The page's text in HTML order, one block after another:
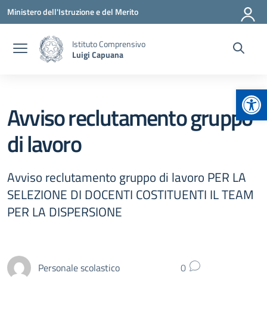
Vai ai contenuti
Vai al menu di navigazione
Vai al footer
Ministero dell'Istruzione e del Merito
Istituto Comprensivo
Luigi Capuana
Avviso reclutamento gruppo
di lavoro
Avviso reclutamento gruppo di lavoro PER LA
SELEZIONE DI DOCENTI COSTITUENTI IL TEAM
PER LA DISPERSIONE
Personale scolastico 0